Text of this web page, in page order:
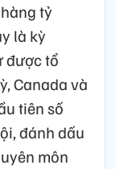
tỷ
là kỳ
được tổ
Canada và
tiên số
đánh dấu
môn